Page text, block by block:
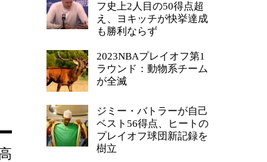
フ史上2人目の50得点超
え、ヨキッチが快挙達成
も勝利ならず
2023NBAプレイオフ第1
ラウンド：動物系チーム
が全滅
ジミー・バトラーが自己
ベスト56得点、ヒートの
プレイオフ球団新記録を
樹立